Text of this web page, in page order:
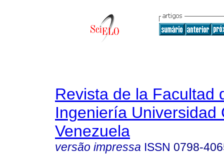
Revista de la Facultad
Ingeniería Universidad
Venezuela
versão impressa ISSN 0798-